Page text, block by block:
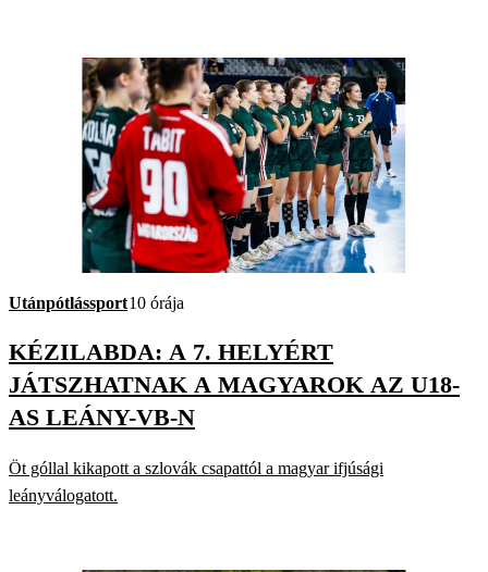
Utánpótlássport10 órája
KÉZILABDA: A 7. HELYÉRT
JÁTSZHATNAK A MAGYAROK AZ U18-
AS LEÁNY-VB-N
Öt góllal kikapott a szlovák csapattól a magyar ifjúsági
leányválogatott.